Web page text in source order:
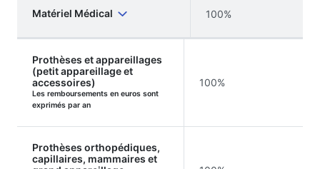
Matériel Médical 100%
Prothèses et appareillages
(petit appareillage et
accessoires)
Les remboursements en euros sont
exprimés par an
100%
Prothèses orthopédiques,
capillaires, mammaires et